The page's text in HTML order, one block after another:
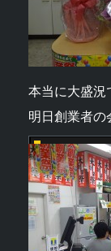
本当に大盛況
明日創業者の